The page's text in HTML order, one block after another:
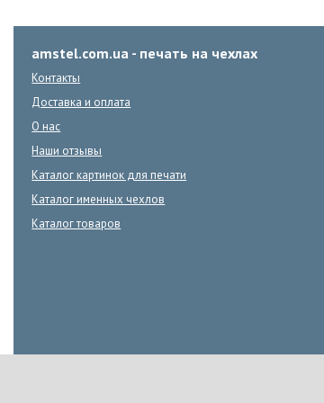
amstel.com.ua - печать на чехлах
Контакты
Доставка и оплата
О нас
Наши отзывы
Каталог картинок для печати
Каталог именных чехлов
Каталог товаров